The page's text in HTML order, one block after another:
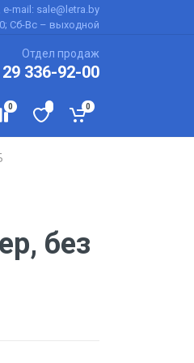
mail: sale@letra.by
Сб-Вс – выходной
Отдел продаж
336-92-00
0 0
без